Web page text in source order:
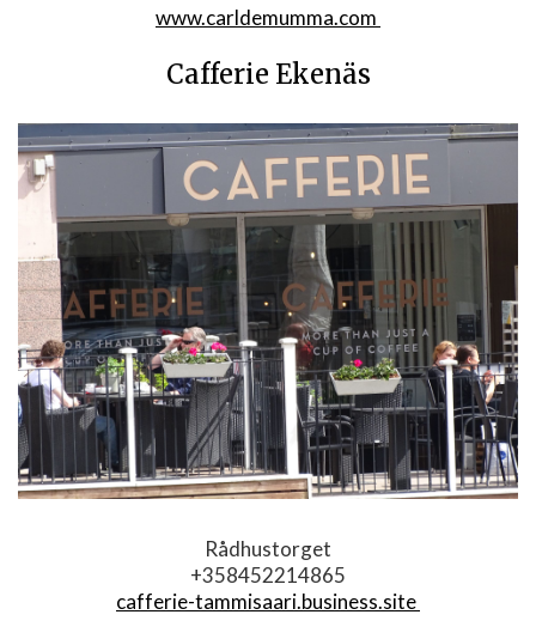
www.carldemumma.com
Cafferie Ekenäs
Rådhustorget
+358452214865
cafferie-tammisaari.business.site